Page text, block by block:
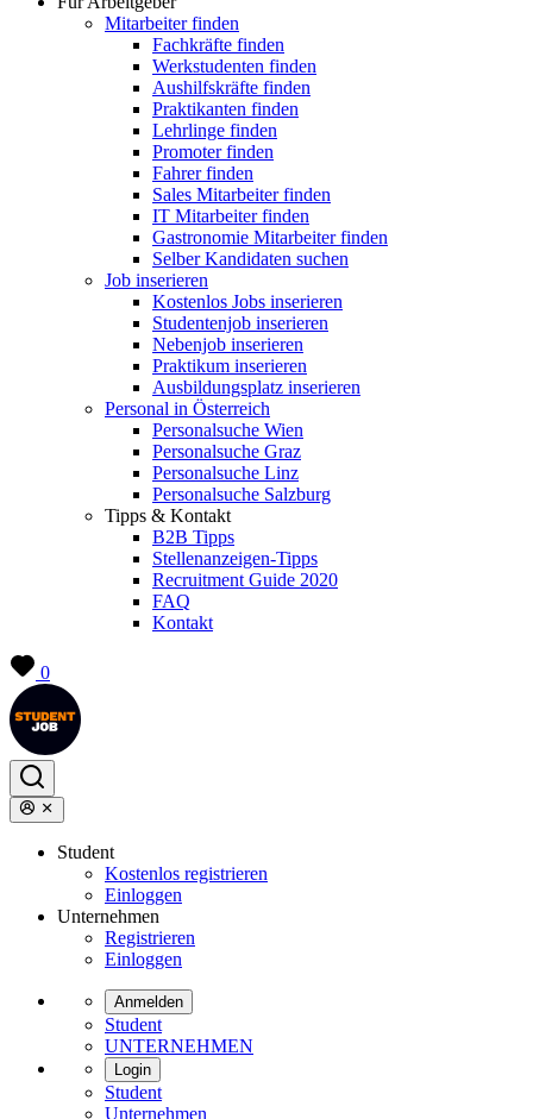
Mitarbeiter finden
Fachkräfte finden
Werkstudenten finden
Aushilfskräfte finden
Praktikanten finden
Lehrlinge finden
Promoter finden
Fahrer finden
Sales Mitarbeiter finden
IT Mitarbeiter finden
Gastronomie Mitarbeiter finden
Selber Kandidaten suchen
Job inserieren
Kostenlos Jobs inserieren
Studentenjob inserieren
Nebenjob inserieren
Praktikum inserieren
Ausbildungsplatz inserieren
Personal in Österreich
Personalsuche Wien
Personalsuche Graz
Personalsuche Linz
Personalsuche Salzburg
Tipps & Kontakt
B2B Tipps
Stellenanzeigen-Tipps
Recruitment Guide 2020
FAQ
Kontakt
0
Student
Kostenlos registrieren
Einloggen
Unternehmen
Registrieren
Einloggen
Anmelden
Student
UNTERNEHMEN
Login
Student
Unternehmen